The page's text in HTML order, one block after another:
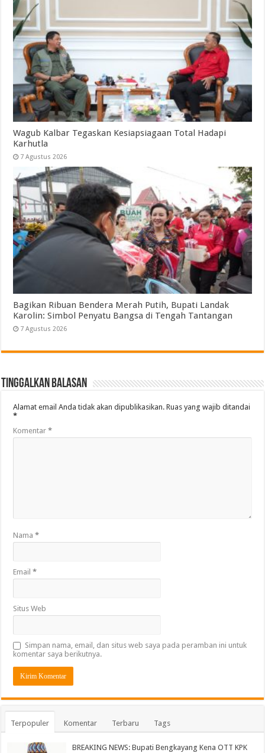
Wagub Kalbar Tegaskan Kesiapsiagaan Total Hadapi
Karhutla
7 Agustus 2026
Bagikan Ribuan Bendera Merah Putih, Bupati Landak
Karolin: Simbol Penyatu Bangsa di Tengah Tantangan
7 Agustus 2026
Tinggalkan Balasan
Alamat email Anda tidak akan dipublikasikan. Ruas yang wajib ditandai
*
Komentar*
Nama*
Email*
Situs Web
Simpan nama, email, dan situs web saya pada peramban ini untuk
komentar saya berikutnya.
Terpopuler Komentar Terbaru Tags
BREAKING NEWS: Bupati Bengkayang Kena OTT KPK